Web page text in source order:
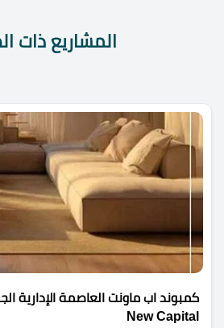
المشاريع ذات
New Capital